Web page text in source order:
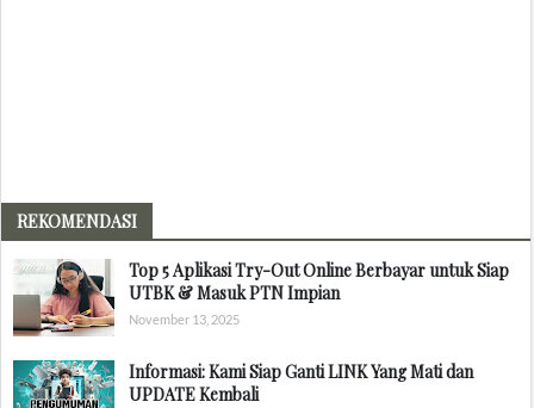
REKOMENDASI
Top 5 Aplikasi Try-Out Online Berbayar untuk Siap
UTBK & Masuk PTN Impian
November 13, 2025
Informasi: Kami Siap Ganti LINK Yang Mati dan
UPDATE Kembali